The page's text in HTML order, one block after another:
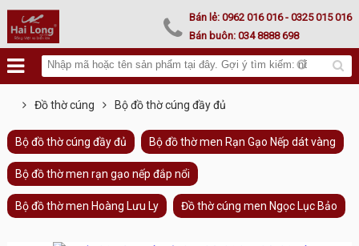
Lư hoá vàng Bán lẻ:0962 016 016 - 0325 015 016
Bán buôn:034 8888 698
Đồ thờ cúng Bộ đồ thờ cúng đầy đủ
Bộ đồ thờ cúng đầy đủ Bộ đồ thờ men Rạn Gạo Nếp dát vàng
Bộ đồ thờ men rạn gạo nếp đắp nổi
Bộ đồ thờ men Hoàng Lưu Ly Đồ thờ cúng men Ngọc Lục Bảo